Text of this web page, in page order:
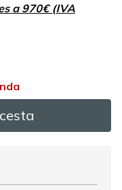
a 970€ (IVA